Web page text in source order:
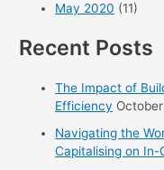
May 2020 (11)
Recent Posts
The Impact of
Efficiency
Navigating the
Capitalising on In-